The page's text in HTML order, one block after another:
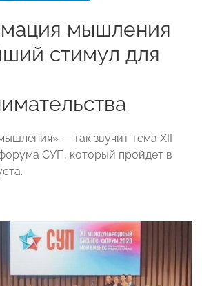
мышления
стимул для
— так звучит тема XII
СУП, который пройдет в